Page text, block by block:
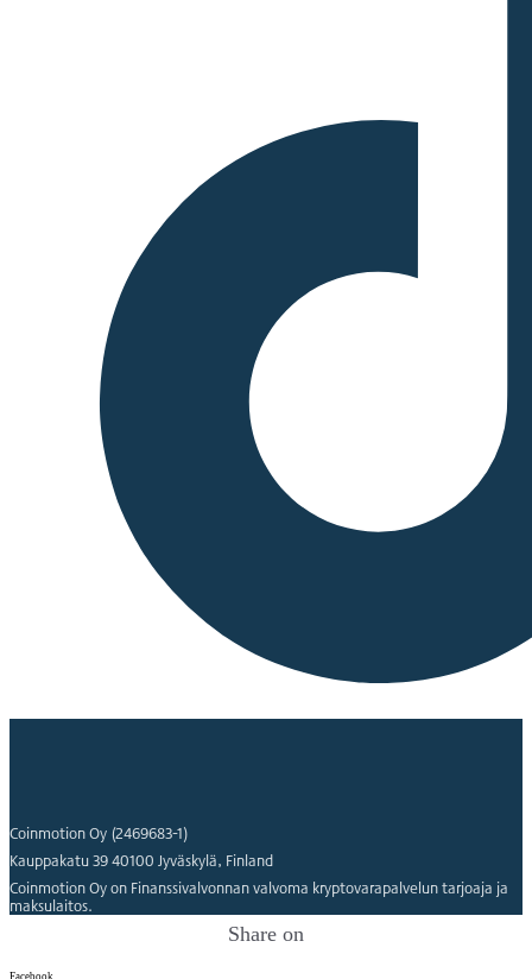
Coinmotion Oy (2469683-1)
Kauppakatu 39 40100 Jyväskylä, Finland
Coinmotion Oy on Finanssivalvonnan valvoma kryptovarapalvelun tarjoaja ja
maksulaitos.
Share on
Facebook